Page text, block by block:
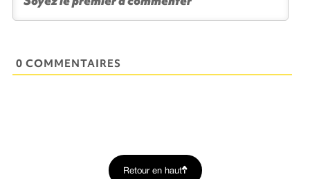
0 COMMENTAIRES
Retour en haut